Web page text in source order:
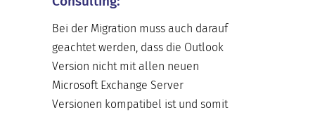
Bei der Migration muss auch darauf
geachtet werden, dass die Outlook
Version nicht mit allen neuen
Microsoft Exchange Server
Versionen kompatibel ist und somit